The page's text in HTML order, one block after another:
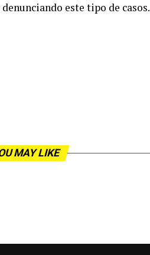
este tipo de casos.
MAY LIKE